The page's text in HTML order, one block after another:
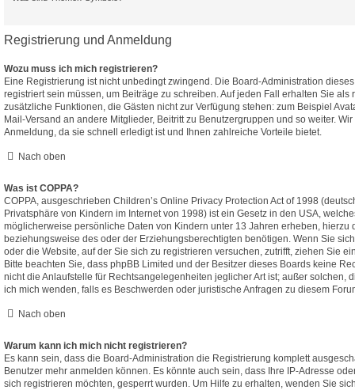
Registrierung und Anmeldung
Wozu muss ich mich registrieren?
Eine Registrierung ist nicht unbedingt zwingend. Die Board-Administration
registriert sein müssen, um Beiträge zu schreiben. Auf jeden Fall erhalten Sie als
zusätzliche Funktionen, die Gästen nicht zur Verfügung stehen: zum Beispiel
Mail-Versand an andere Mitglieder, Beitritt zu Benutzergruppen und so weiter.
Anmeldung, da sie schnell erledigt ist und Ihnen zahlreiche Vorteile bietet.
Nach oben
Was ist COPPA?
COPPA, ausgeschrieben Children’s Online Privacy Protection Act of 1998
Privatsphäre von Kindern im Internet von 1998) ist ein Gesetz in den USA,
möglicherweise persönliche Daten von Kindern unter 13 Jahren erheben, hierzu
beziehungsweise des oder der Erziehungsberechtigten benötigen. Wenn Sie
oder die Website, auf der Sie sich zu registrieren versuchen, zutrifft, ziehen Sie
Bitte beachten Sie, dass phpBB Limited und der Besitzer dieses Boards keine
nicht die Anlaufstelle für Rechtsangelegenheiten jeglicher Art ist; außer solchen,
ich mich wenden, falls es Beschwerden oder juristische Anfragen zu diesem
Nach oben
Warum kann ich mich nicht registrieren?
Es kann sein, dass die Board-Administration die Registrierung komplett
Benutzer mehr anmelden können. Es könnte auch sein, dass Ihre IP-Adresse
sich registrieren möchten, gesperrt wurden. Um Hilfe zu erhalten, wenden Sie